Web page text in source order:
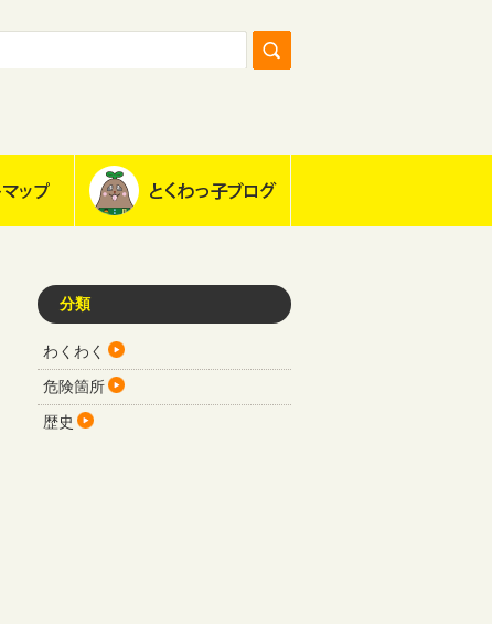
分類
わくわく
危険箇所
歴史